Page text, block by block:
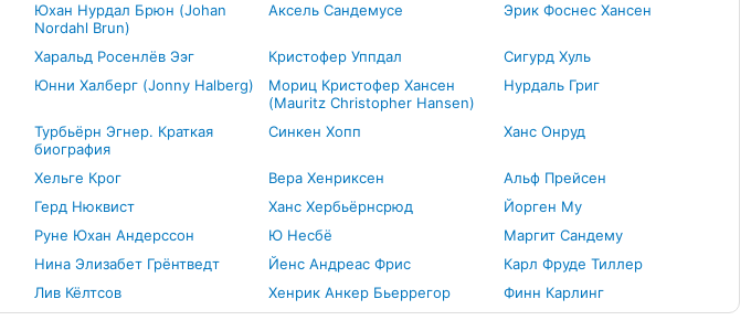
Юхан Нурдал Брюн (Johan
Nordahl Brun)
Аксель Сандемусе Эрик Фоснес Хансен
Харальд Росенлёв Ээг Кристофер Уппдал
Сигурд Хуль
Юнни Халберг (Jonny Halberg)
Мориц Кристофер Хансен
(Mauritz Christopher Hansen)
Нурдаль Григ
Турбьёрн Эгнер. Краткая
биография
Синкен Хопп Ханс Онруд
Хельге Крог Вера Хенриксен
Альф Прейсен
Герд Нюквист Ханс Хербьёрнсрюд
Йорген Му
Руне Юхан Андерссон Ю Несбё
Маргит Сандему
Нина Элизабет Грёнтведт Йенс Андреас Фрис
Карл Фруде Тиллер
Лив Кёлтсов Хенрик Анкер Бьеррегор Финн Карлинг